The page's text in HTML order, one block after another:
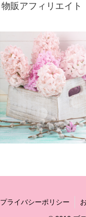
物販アフィリエイト
プライバシーポリシー